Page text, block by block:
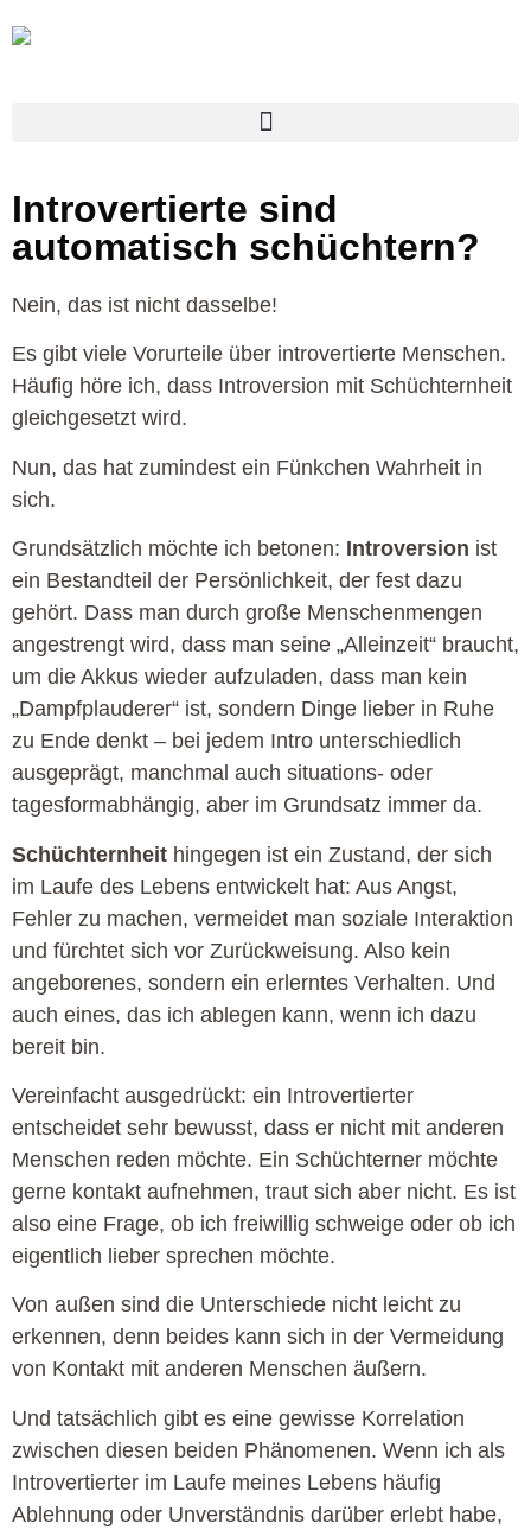
Introvertierte sind
automatisch schüchtern?
Nein, das ist nicht dasselbe!
Es gibt viele Vorurteile über introvertierte Menschen.
Häufig höre ich, dass Introversion mit Schüchternheit
gleichgesetzt wird.
Nun, das hat zumindest ein Fünkchen Wahrheit in
sich.
Grundsätzlich möchte ich betonen: Introversion ist
ein Bestandteil der Persönlichkeit, der fest dazu
gehört. Dass man durch große Menschenmengen
angestrengt wird, dass man seine „Alleinzeit“ braucht,
um die Akkus wieder aufzuladen, dass man kein
„Dampfplauderer“ ist, sondern Dinge lieber in Ruhe
zu Ende denkt – bei jedem Intro unterschiedlich
ausgeprägt, manchmal auch situations- oder
tagesformabhängig, aber im Grundsatz immer da.
Schüchternheit hingegen ist ein Zustand, der sich
im Laufe des Lebens entwickelt hat: Aus Angst,
Fehler zu machen, vermeidet man soziale Interaktion
und fürchtet sich vor Zurückweisung. Also kein
angeborenes, sondern ein erlerntes Verhalten. Und
auch eines, das ich ablegen kann, wenn ich dazu
bereit bin.
Vereinfacht ausgedrückt: ein Introvertierter
entscheidet sehr bewusst, dass er nicht mit anderen
Menschen reden möchte. Ein Schüchterner möchte
gerne kontakt aufnehmen, traut sich aber nicht. Es ist
also eine Frage, ob ich freiwillig schweige oder ob ich
eigentlich lieber sprechen möchte.
Von außen sind die Unterschiede nicht leicht zu
erkennen, denn beides kann sich in der Vermeidung
von Kontakt mit anderen Menschen äußern.
Und tatsächlich gibt es eine gewisse Korrelation
zwischen diesen beiden Phänomenen. Wenn ich als
Introvertierter im Laufe meines Lebens häufig
Ablehnung oder Unverständnis darüber erlebt habe,